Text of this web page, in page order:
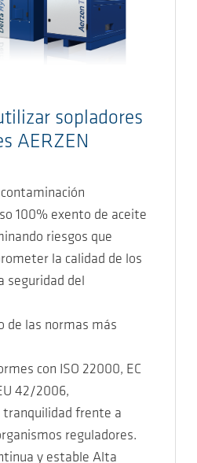
sopladores
AERZEN
100% exento de aceite
riesgos que
la calidad de los
seguridad del
de las normas más
con ISO 22000, EC
42/2006,
tranquilidad frente a
reguladores.
y estable Alta